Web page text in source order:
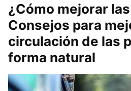
¿Cómo mejorar
Consejos para
circulación de las
forma natural